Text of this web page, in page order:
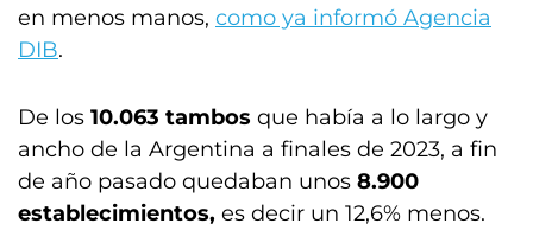
en menos manos, como ya informó Agencia
DIB.
De los 10.063 tambos que había a lo largo y
ancho de la Argentina a finales de 2023, a fin
de año pasado quedaban unos 8.900
establecimientos, es decir un 12,6% menos.